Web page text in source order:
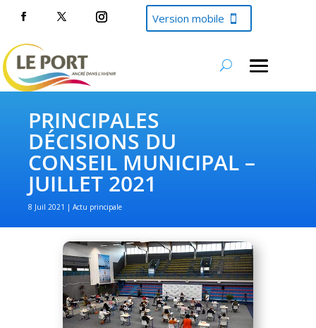
Version mobile
PRINCIPALES
DÉCISIONS DU
CONSEIL MUNICIPAL –
JUILLET 2021
8 Juil 2021 Actu principale